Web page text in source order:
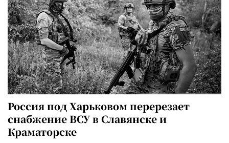
Россия под Харьковом перерезает
снабжение ВСУ в Славянске и
Краматорске